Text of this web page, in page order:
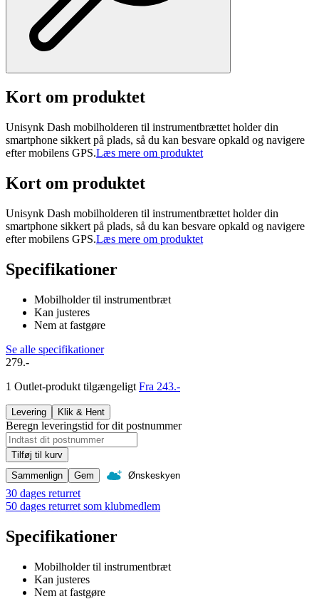
Kort om produktet
Unisynk Dash mobilholderen til instrumentbrættet holder din
smartphone sikkert på plads, så du kan besvare opkald og navigere
efter mobilens GPS.Læs mere om produktet
Kort om produktet
Unisynk Dash mobilholderen til instrumentbrættet holder din
smartphone sikkert på plads, så du kan besvare opkald og navigere
efter mobilens GPS.Læs mere om produktet
Specifikationer
Mobilholder til instrumentbræt
Kan justeres
Nem at fastgøre
Se alle specifikationer
279.-
1 Outlet-produkt tilgængeligt Fra 243.-
Levering Klik & Hent
Beregn leveringstid for dit postnummer
Tilføj til kurv
Sammenlign
Gem Ønskeskyen
30 dages returret
50 dages returret som klubmedlem
Specifikationer
Mobilholder til instrumentbræt
Kan justeres
Nem at fastgøre